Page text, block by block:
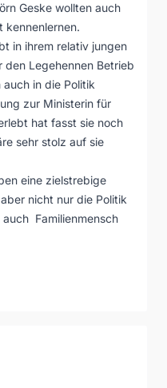
Geske wollten auch
kennenlernen.
in ihrem relativ jungen
den Legehennen Betrieb
in die Politik
zur Ministerin für
hat fasst sie noch
sehr stolz auf sie
eine zielstrebige
nicht nur die Politik
Familienmensch